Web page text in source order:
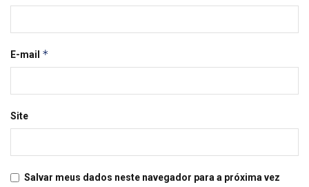
E-mail *
Site
Salvar meus dados neste navegador para a próxima vez